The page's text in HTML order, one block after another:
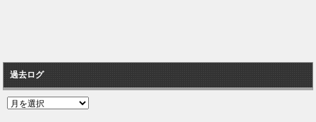
過去ログ
過